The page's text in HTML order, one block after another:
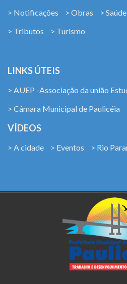
> Notificações
> Obras > Saúde
> Tributos
> Turismo
LINKS ÚTEIS
> AUEP -Associação da união
> Câmara Municipal de Paulicéia
VÍDEOS
> A cidade > Eventos > Rio